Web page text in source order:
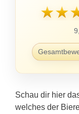
★★
Schau dir hier
welches der